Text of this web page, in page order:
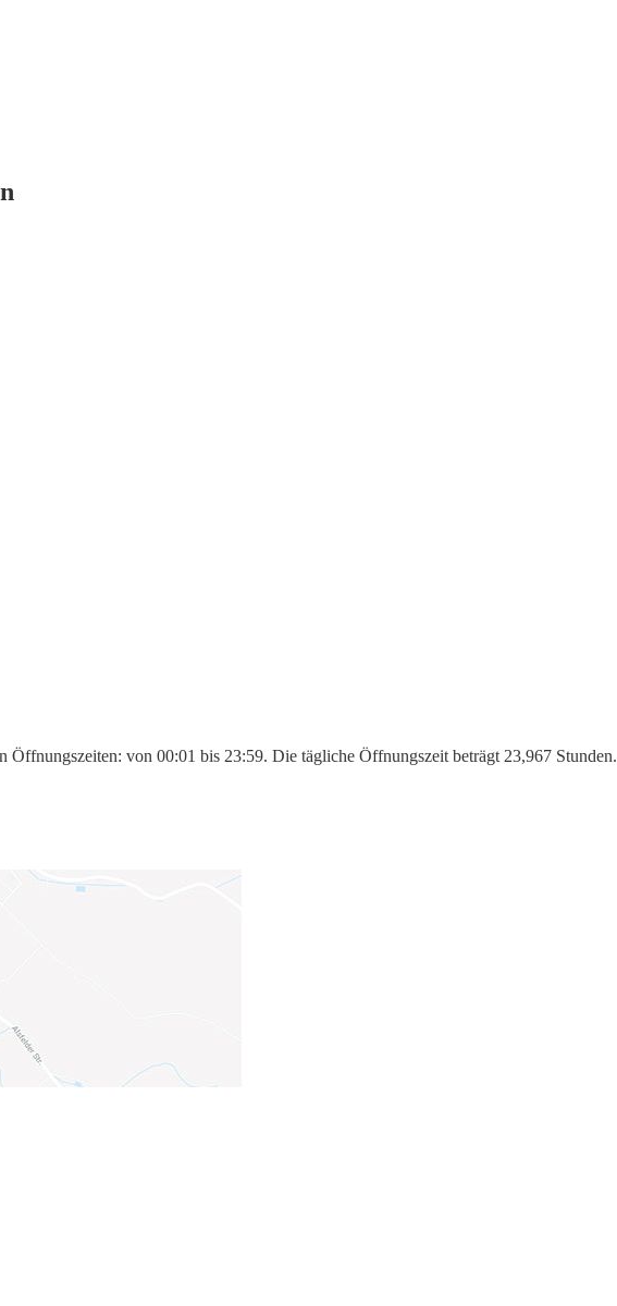
Öffnungszeiten: von 00:01 bis 23:59. Die tägliche Öffnungszeit beträgt 23,967 Stunden.